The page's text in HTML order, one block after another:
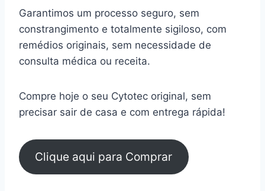
Garantimos um processo seguro, sem
constrangimento e totalmente sigiloso, com
remédios originais, sem necessidade de
consulta médica ou receita.
Compre hoje o seu Cytotec original, sem
precisar sair de casa e com entrega rápida!
Clique aqui para Comprar